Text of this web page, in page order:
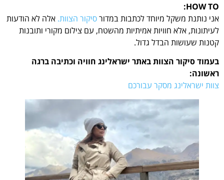
HOW TO:
אני נותנת משקל מיוחד לכתבות במדורסיקור הצוות. אלה לא הודעות
לעיתונות, אלא חוויות אמיתיות מהשטח, עם צילום מקורי ותובנות
קטנות שעושות הבדל גדול.
בעמוד סיקור הצוות באתר ישראלינג חוויה וכתיבה ברגה
ראשונה:
צוות ישראלינג מסקר עבורכם